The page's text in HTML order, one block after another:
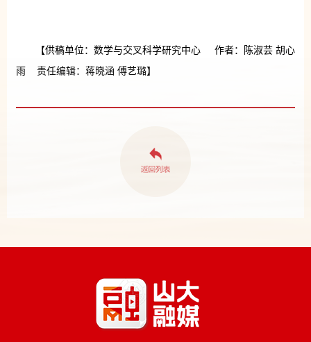
【供稿单位：数学与交叉科学研究中心 作者：陈淑芸 胡心
雨 责任编辑：蒋晓涵 傅艺璐】